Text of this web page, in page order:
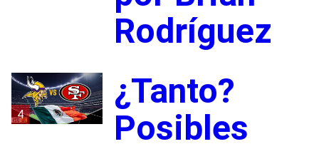
Rodríguez
4
¿Tanto?
Posibles